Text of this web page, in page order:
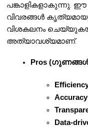
പങ്കാളികളാകുന്നു.
വിവരങ്ങൾ
വിശകലനം
അത്യാവശ്യമാണ്.
Pros
Data-